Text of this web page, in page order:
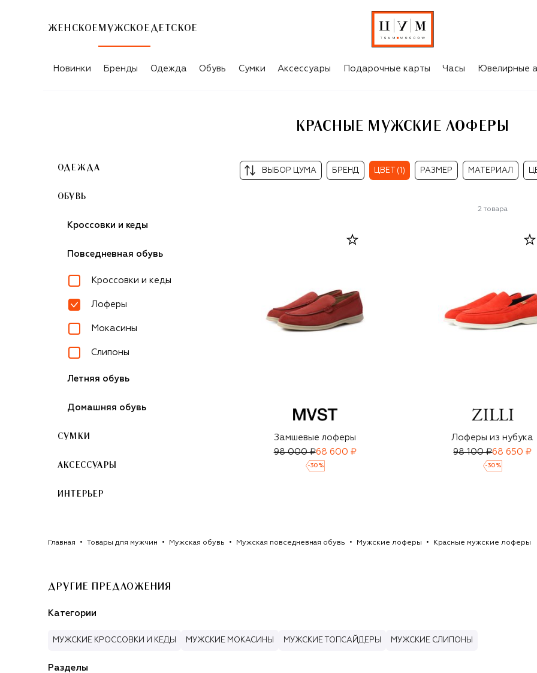
ЖЕНСКОЕ МУЖСКОЕ ДЕТСКОЕ
КРАСНЫЕ МУЖСКИЕ ЛОФЕРЫ
Новинки Бренды Одежда Обувь Сумки Аксессуары Подарочные карты Часы Ювелирные
КРАСНЫЕ МУЖСКИЕ ЛОФЕРЫ
ОДЕЖДА
ОБУВЬ
Кроссовки и кеды
Повседневная обувь
Кроссовки и кеды
Лоферы
Мокасины
Слипоны
Летняя обувь
Домашняя обувь
СУМКИ
АКСЕССУАРЫ
ИНТЕРЬЕР
ВЫБОР ЦУМА БРЕНД ЦВЕТ (1) РАЗМЕР МАТЕРИАЛ
2 товара
Замшевые лоферы
98 000 ₽68 600 ₽
-30 %
Лоферы из нубука
98 100 ₽68 650 ₽
-30 %
Главная Товары для мужчин Мужская обувь Мужская повседневная обувь Мужские лоферы Красные мужские лоферы
ДРУГИЕ ПРЕДЛОЖЕНИЯ
Категории
МУЖСКИЕ КРОССОВКИ И КЕДЫ МУЖСКИЕ МОКАСИНЫ МУЖСКИЕ ТОПСАЙДЕРЫ МУЖСКИЕ СЛИПОНЫ
Разделы